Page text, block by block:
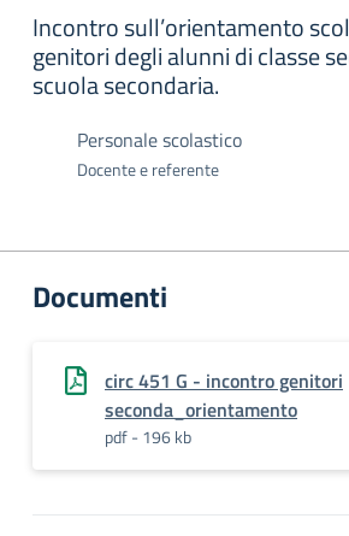
Incontro sull’orientamento
genitori degli alunni di classe
scuola secondaria.
Personale scolastico
Docente e referente
Documenti
circ 451 G - incontro genitori
seconda_orientamento
pdf - 196 kb